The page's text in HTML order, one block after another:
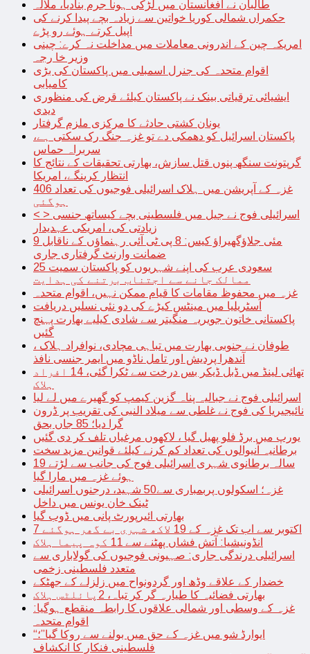
طالبان نے افغانستان میں لڑکی ہونا جرم بنادیا، ملالہ
حکمراں شمالی کوریا خواتین سے زیادہ بچے پیدا کرنے کی
اپیل کرتے ہوئے رو پڑے
امریکہ چین کے اندرونی معاملات میں مداخلت نہ کرے: چینی
وزیر خا رجہ
اقوام متحدہ کی جنرل اسمبلی میں پاکستان کی بڑی
کامیابی
ایشیائی ترقیاتی بینک نے پاکستان کیلئے قرض کی منظوری
دیدی
یونان کشتی حادثے کا مرکزی ملزم گرفتار
پاکستان اسرائیل کو دھمکی دے تو غزہ جنگ رک سکتی ہے،
سربراہ حماس
گرپتونت سنگھ پنوں قتل سازش، بھارتی تحقیقات کے نتائج کا
انتظار کرینگے، امریکا
غزہ کے آپریشن میں ہلاک اسرائیلی فوجیوں کی تعداد 406
ہوگئی
< > اسرائیلی فوج نے جیل میں فلسطینی بچے کیساتھ جنسی
زیادتی کی، امریکی عہدیدار
9 مئی جلاؤگھیراؤ کیس: 8 پی ٹی آئی رہنماؤں کے ناقابل
ضمانت وارنٹ گرفتاری جاری
سعودی عرب کی اپنے شہریوں کو پاکستان سمیت 25
ممالک جانے سے اجتناب برتنے کی ہدایت
غزہ میں محفوظ مقامات کا قیام ممکن نہیں، اقوام متحدہ
آسٹریلیا میں مینٹس کیڑے کی دو نئی نسلیں دریافت
پاکستانی خاتون جویریہ منگیتر سے شادی کیلیے بھارت پہنچ
گئیں
طوفان نے جنوبی بھارت میں تباہی مچادی، نوافراد ہلاک ،
آندھرا پردیش اور تامل ناڈو میں ایمر جنسی نافذ
تھائی لینڈ میں ڈبل ڈیکر بس درخت سے ٹکرا گئی، 14 افراد
ہلاک
اسرائیلی فوج نے جبالیہ پناہ گزین کیمپ کو گھیرے میں لے لیا
نائیجیریا کی فوج نے غلطی سے میلاد النبی کی تقریب پر ڈرون
گرا دیا؛ 85 جاں بحق
یورپ میں برڈ فلو پھیل گیا ، لاکھوں مرغیاں تلف کر دی گئیں
برطانیہ آنیوالوں کی تعداد کم کرنے کیلئے قوانین مزید سخت
19 سالہ برطانوی شہری اسرائیلی فوج کی جانب سے لڑتے
ہوئے غزہ میں مارا گیا
غزہ؛ اسکولوں پربمباری سے50 شہید، درجنوں اسرائیلی
ٹینک خان یونس میں داخل
بھارتی ائیرپورٹ پانی میں ڈوب گیا
7 اکتوبر سے اب تک غزہ کے 19 لاکھ شہری بے گھر ہوگئے
انڈونیشیا: آتش فشاں پھٹنے سے 11 کوہ پیما ہلاک
اسرائیلی درندگی جاری: صہیونی فوجیوں کی گولاباری سے
متعدد فلسطینی زخمی
خضدار کے علاقے وڈھ اور گردونواح میں زلزلے کے جھٹکے
بھارتی فضائیہ کا طیارہ گر کر تباہ، 2پائلٹس ہلاک
غزہ کے وسطی اور شمالی علاقوں کا رابطہ منقطع ہوگیا:
اقوام متحدہ
“ایوارڈ شو میں غزہ کے حق میں بولنے سے روکا گیا”؛
فلسطینی فنکار کا انکشاف